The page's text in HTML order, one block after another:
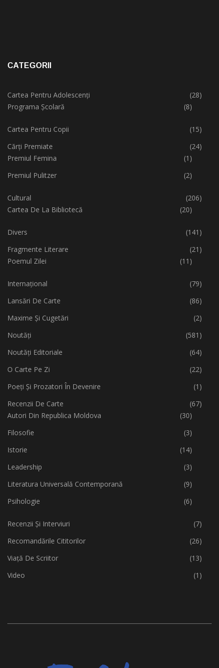
CATEGORII
Cartea Pentru Adolescenți
(28)
Programa Școlară
(8)
Cartea Pentru Copii
(15)
Cărți Premiate
(24)
Premiul Femina
(1)
Premiul Pulitzer
(2)
Cultural
(206)
Cartea De La Bibliotecă
(20)
Divers
(141)
Fragmente Literare
(21)
Poemul Zilei
(11)
Internațional
(79)
Lansări De Carte
(86)
Maxime Și Cugetări
(2)
Noutăți
(581)
Noutăți Editoriale
(64)
O Carte Pe Zi
(22)
Poeți Și Prozatori În Devenire
(1)
Recenzii De Carte
(67)
Autori Din Republica Moldova
(30)
Filosofie
(3)
Istorie
(14)
Leadership
(3)
Literatura Universală Contemporană
(9)
Psihologie
(6)
Recenzii Și Interviuri
(7)
Recomandările Cititorilor
(26)
Viață De Scriitor
(13)
Video
(1)